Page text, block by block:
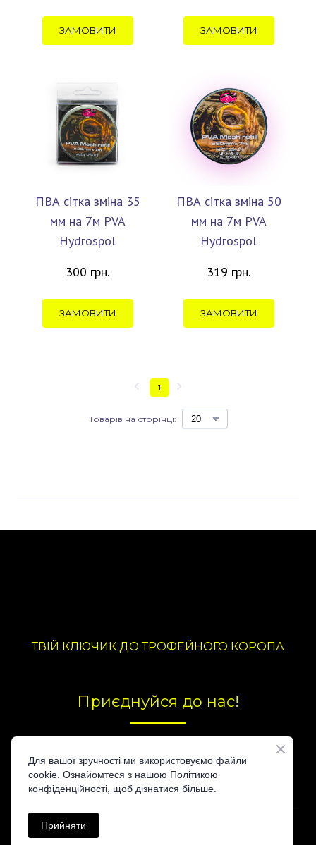
ЗАМОВИТИ ЗАМОВИТИ
ПВА сітка зміна 35
мм на 7м PVA
Hydrospol
300 грн.
ЗАМОВИТИ
ПВА сітка зміна 50
мм на 7м PVA
Hydrospol
319 грн.
ЗАМОВИТИ
Товарів на сторінці:
1
ТВІЙ КЛЮЧИК ДО ТРОФЕЙНОГО КОРОПА
Приєднуйся до нас!
Для вашої зручності ми використовуємо файли
cookie. Ознайомтеся з нашою Політикою
конфіденційності, щоб дізнатися більше.
Прийняти